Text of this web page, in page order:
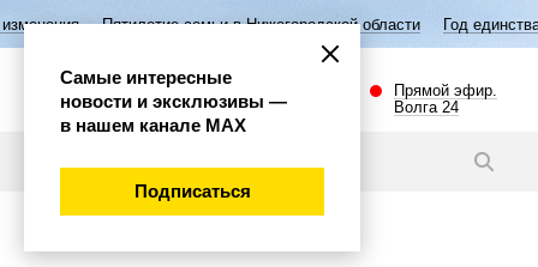
Пятилетие семьи в Нижегородской области Год единства народов
Прямой эфир.
Волга 24
Самые интересные
новости и эксклюзивы —
в нашем канале МАХ
Подписаться